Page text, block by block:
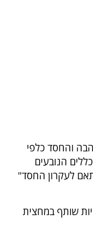
והחסד כלפי
הנובעים
לעקרון החסד"
שותף במחצית